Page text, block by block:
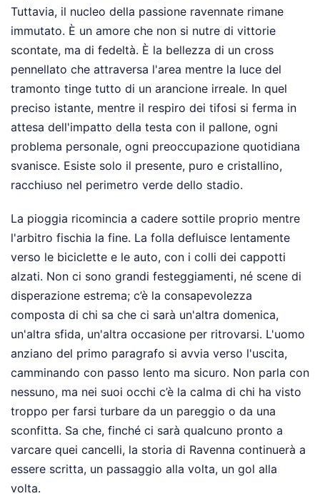
Tuttavia, il nucleo della passione ravennate rimane
immutato. È un amore che non si nutre di vittorie
scontate, ma di fedeltà. È la bellezza di un cross
pennellato che attraversa l'area mentre la luce del
tramonto tinge tutto di un arancione irreale. In quel
preciso istante, mentre il respiro dei tifosi si ferma in
attesa dell'impatto della testa con il pallone, ogni
problema personale, ogni preoccupazione quotidiana
svanisce. Esiste solo il presente, puro e cristallino,
racchiuso nel perimetro verde dello stadio.
La pioggia ricomincia a cadere sottile proprio mentre
l'arbitro fischia la fine. La folla defluisce lentamente
verso le biciclette e le auto, con i colli dei cappotti
alzati. Non ci sono grandi festeggiamenti, né scene di
disperazione estrema; c’è la consapevolezza
composta di chi sa che ci sarà un'altra domenica,
un'altra sfida, un'altra occasione per ritrovarsi. L'uomo
anziano del primo paragrafo si avvia verso l'uscita,
camminando con passo lento ma sicuro. Non parla con
nessuno, ma nei suoi occhi c’è la calma di chi ha visto
troppo per farsi turbare da un pareggio o da una
sconfitta. Sa che, finché ci sarà qualcuno pronto a
varcare quei cancelli, la storia di Ravenna continuerà a
essere scritta, un passaggio alla volta, un gol alla
volta.